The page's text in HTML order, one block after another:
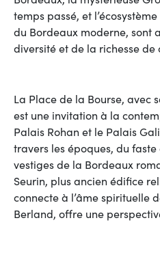
temps passé, et
du Bordeaux moderne, sont
diversité et de la richesse de
La Place de la Bourse, avec
est une invitation à la
Palais Rohan et le Palais
travers les époques, du faste
vestiges de la Bordeaux
Seurin, plus ancien édifice
connecte à l’âme spirituelle
Berland, offre une